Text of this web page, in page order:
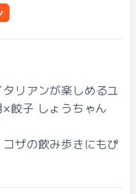
リアンが楽しめるユ
餃子 しょうちゃん
ザの飲み歩きにもぴ